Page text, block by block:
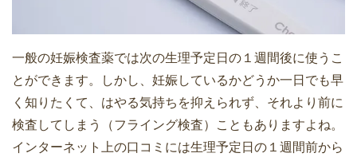
一般の妊娠検査薬では次の生理予定日の１週間後に使うこ
とができます。しかし、妊娠しているかどうか一日でも早
く知りたくて、はやる気持ちを抑えられず、それより前に
検査してしまう（フライング検査）こともありますよね。
インターネット上の口コミには生理予定日の１週間前から